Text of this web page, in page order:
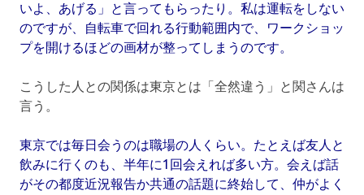
いよ、あげる」と言ってもらったり。私は運転をしない
のですが、自転車で回れる行動範囲内で、ワークショッ
プを開けるほどの画材が整ってしまうのです。
こうした人との関係は東京とは「全然違う」と関さんは
言う。
東京では毎日会うのは職場の人くらい。たとえば友人と
飲みに行くのも、半年に1回会えれば多い方。会えば話
がその都度近況報告か共通の話題に終始して、仲がよく